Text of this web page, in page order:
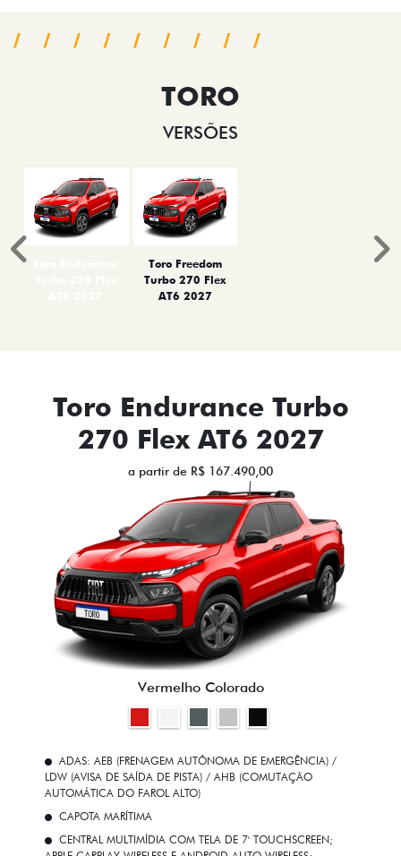
TORO
VERSÕES
Toro Freedom
Turbo 270 Flex
AT6 2027
Anterior
Toro Endurance Turbo
270 Flex AT6 2027
a partir de R$ 167.490,00
Vermelho Colorado
ADAS: AEB (FRENAGEM AUTÔNOMA DE EMERGÊNCIA) /
LDW (AVISA DE SAÍDA DE PISTA) / AHB (COMUTAÇÃO
AUTOMÁTICA DO FAROL ALTO)
CAPOTA MARÍTIMA
CENTRAL MULTIMÍDIA COM TELA DE 7' TOUCHSCREEN;